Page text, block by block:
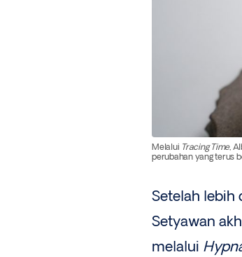
Melalui Tracing Time,
perubahan yang terus
Setelah lebih
Setyawan
melalui